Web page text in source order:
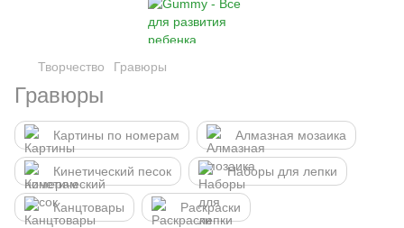
Творчество Гравюры
Гравюры
Картины по номерам Алмазная мозаика
Кинетический песок Наборы для лепки
Канцтовары Раскраски